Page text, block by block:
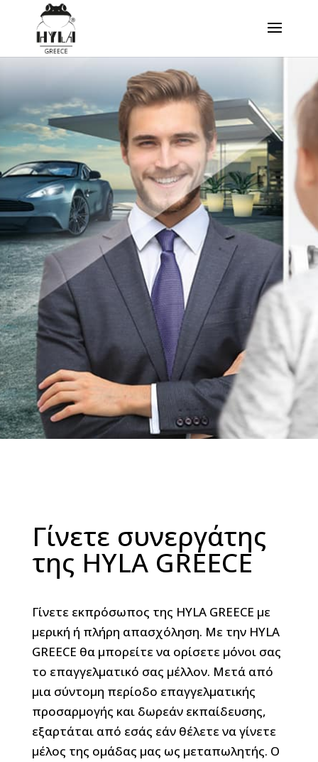
Γίνετε συνεργάτης
της HYLA GREECE
Γίνετε εκπρόσωπος της HYLA GREECE με
μερική ή πλήρη απασχόληση. Με την HYLA
GREECE θα μπορείτε να ορίσετε μόνοι σας
το επαγγελματικό σας μέλλον. Μετά από
μια σύντομη περίοδο επαγγελματικής
προσαρμογής και δωρεάν εκπαίδευσης,
εξαρτάται από εσάς εάν θέλετε να γίνετε
μέλος της ομάδας μας ως μεταπωλητής. Ο